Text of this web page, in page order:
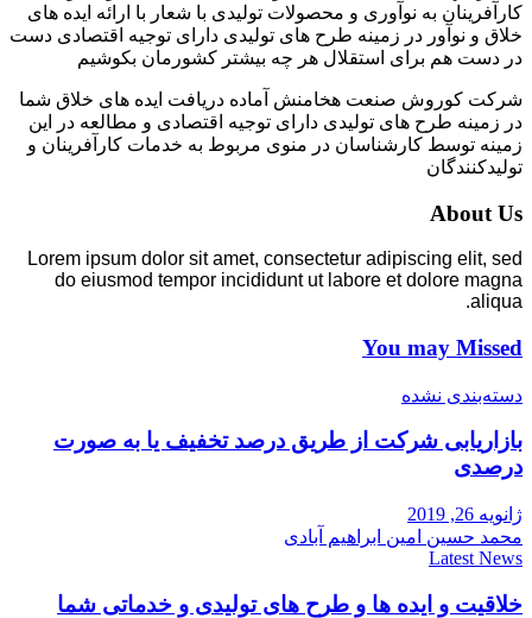
کارآفرینان به نوآوری و محصولات تولیدی با شعار با ارائه ایده های
خلاق و نوآور در زمینه طرح های تولیدی دارای توجیه اقتصادی دست
در دست هم برای استقلال هر چه بیشتر کشورمان بکوشیم
شرکت کوروش صنعت هخامنش آماده دریافت ایده های خلاق شما
در زمینه طرح های تولیدی دارای توجیه اقتصادی و مطالعه در این
زمینه توسط کارشناسان در منوی مربوط به خدمات کارآفرینان و
تولیدکنندگان
About Us
Lorem ipsum dolor sit amet, consectetur adipiscing elit, sed
do eiusmod tempor incididunt ut labore et dolore magna
aliqua.
You may Missed
دسته‌بندی نشده
بازاریابی شرکت از طریق درصد تخفیف یا به صورت
درصدی
ژانویه 26, 2019
محمد حسین امین ابراهیم آبادی
Latest News
خلاقیت و ایده ها و طرح های تولیدی و خدماتی شما